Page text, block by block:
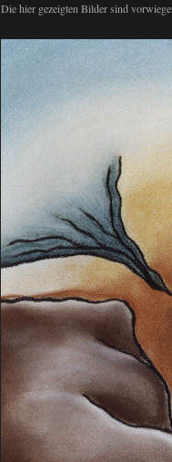
Die hier gezeigten Bilder sind